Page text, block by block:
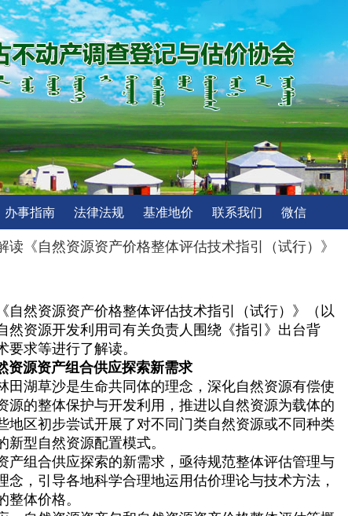
办事指南 法律法规 基准地价 联系我们 微信
《自然资源资产价格整体评估技术指引（试行）》
自然资源资产价格整体评估技术指引（试行）》（以
然资源开发利用司有关负责人围绕《指引》出台背
求等进行了解读。
资源资产组合供应探索新需求
田湖草沙是生命共同体的理念，深化自然资源有偿使
源的整体保护与开发利用，推进以自然资源为载体的
地区初步尝试开展了对不同门类自然资源或不同种类
型自然资源配置模式。
产组合供应探索的新需求，亟待规范整体评估管理与
，引导各地科学合理地运用估价理论与技术方法，
体价格。